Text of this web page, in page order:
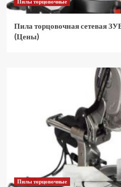
Пилы торцовочные
Пила торцовочная сетевая
(Цены)
Пилы торцовочные